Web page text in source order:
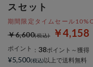
スセット
期間限定タイムセール
￥4,158
￥6,600
ポイント ： 38ポイント～獲得
¥5,500 以上で送料無料